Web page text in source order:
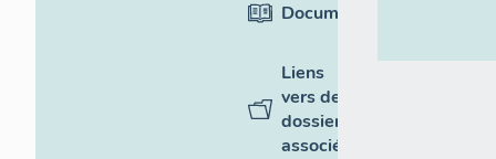
Documentation
Liens
vers des
dossiers
associés